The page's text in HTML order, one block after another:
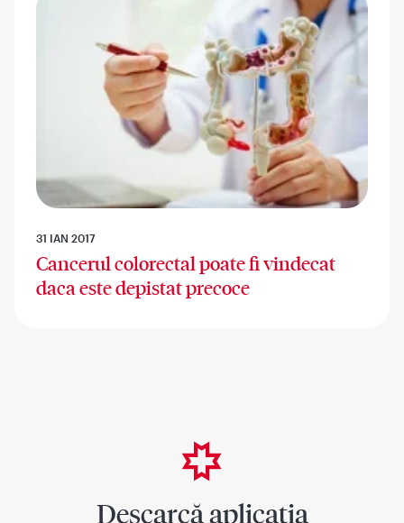
31 IAN 2017
Cancerul colorectal poate fi vindecat
daca este depistat precoce
Descarcă aplicația